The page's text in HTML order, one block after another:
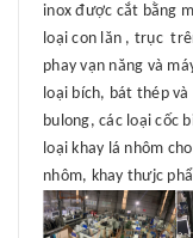
inox được cắt bằng
loại con lăn , trục
phay vạn năng và
loại bích, bát thép
bulong, các loại cốc
loại khay lá nhôm
nhôm, khay thưjc